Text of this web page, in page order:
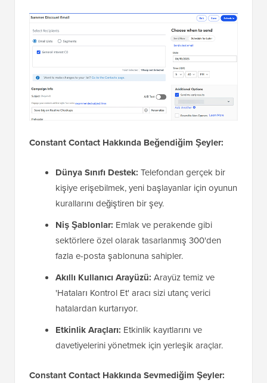
Constant Contact Hakkında Beğendiğim Şeyler:
Dünya Sınıfı Destek: Telefondan gerçek bir
kişiye erişebilmek, yeni başlayanlar için oyunun
kurallarını değiştiren bir şey.
Niş Şablonlar: Emlak ve perakende gibi
sektörlere özel olarak tasarlanmış 300'den
fazla e-posta şablonuna sahipler.
Akıllı Kullanıcı Arayüzü: Arayüz temiz ve
'Hataları Kontrol Et' aracı sizi utanç verici
hatalardan kurtarıyor.
Etkinlik Araçları: Etkinlik kayıtlarını ve
davetiyelerini yönetmek için yerleşik araçlar.
Constant Contact Hakkında Sevmediğim Şeyler: